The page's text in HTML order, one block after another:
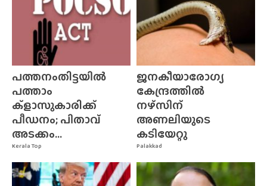
Kerala Top
പത്തനംതിട്ടയിൽ
പത്താം
ക്ളാസുകാരിക്ക്
പീഡനം; പിതാവ്
അടക്കം...
Palakkad
ജനകീയാരോഗ്യ
കേന്ദ്രത്തിൽ
നഴ്‌സിന്‌
അണലിയുടെ
കടിയേറ്റു